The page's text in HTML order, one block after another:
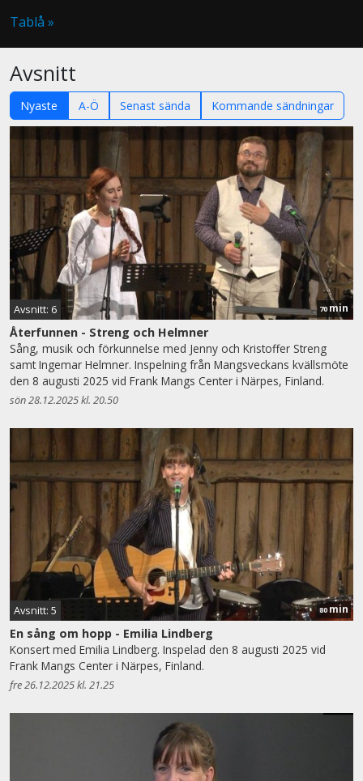
Tablå »
Avsnitt
Nyaste A-Ö Senast sända Kommande sändningar
Avsnitt: 6 70 min
Återfunnen - Streng och Helmner
Sång, musik och förkunnelse med Jenny och Kristoffer Streng
samt Ingemar Helmner. Inspelning från Mangsveckans kvällsmöte
den 8 augusti 2025 vid Frank Mangs Center i Närpes, Finland.
sön 28.12.2025 kl. 20.50
Avsnitt: 5 80min
En sång om hopp - Emilia Lindberg
Konsert med Emilia Lindberg. Inspelad den 8 augusti 2025 vid
Frank Mangs Center i Närpes, Finland.
fre 26.12.2025 kl. 21.25